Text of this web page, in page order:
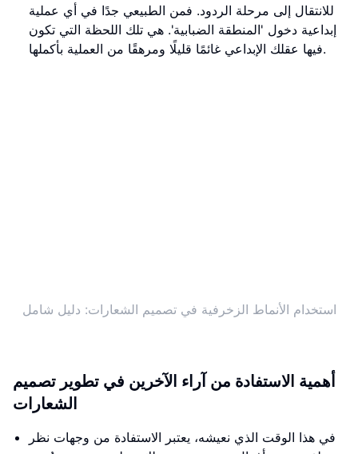
للانتقال إلى مرحلة الردود. فمن الطبيعي جدًا في أي عملية
إبداعية دخول 'المنطقة الضبابية'. هي تلك اللحظة التي تكون
فيها عقلك الإبداعي غائمًا قليلًا ومرهقًا من العملية بأكملها.
استخدام الأنماط الزخرفية في تصميم الشعارات: دليل شامل
أهمية الاستفادة من آراء الآخرين في تطوير تصميم
الشعارات
في هذا الوقت الذي نعيشه، يعتبر الاستفادة من وجهات نظر